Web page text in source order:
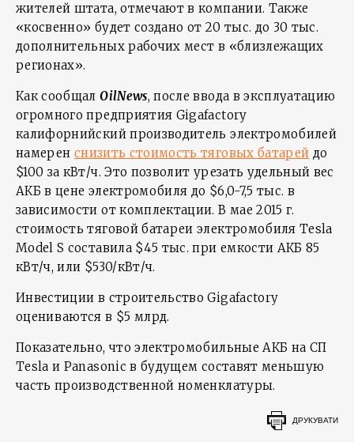
жителей штата, отмечают в компании. Также
«косвенно» будет создано от 20 тыс. до 30 тыс.
дополнительных рабочих мест в «близлежащих
регионах».
Как сообщалOilNews, после ввода в эксплуатацию
огромного предприятия Gigafactory
калифорнийский производитель электромобилей
намерен снизить стоимость тяговых батарей до
$100 за кВт/ч. Это позволит урезать удельный вес
АКБ в цене электромобиля до $6,0-7,5 тыс. в
зависимости от комплектации. В мае 2015 г.
стоимость тяговой батареи электромобиля Tesla
Model S составила $45 тыс. при емкости АКБ 85
кВт/ч, или $530/кВт/ч.
Инвестиции в строительство Gigafactory
оцениваются в $5 млрд.
Показательно, что электромобильные АКБ на СП
Tesla и Panasonic в будущем составят меньшую
часть производственной номенклатуры.
ДРУКУВАТИ